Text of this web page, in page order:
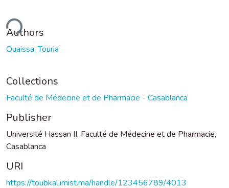
Authors
Ouaissa, Touria
Collections
Faculté de Médecine et de Pharmacie - Casablanca
Publisher
Université Hassan II, Faculté de Médecine et de Pharmacie,
Casablanca
URI
https://toubkal.imist.ma/handle/123456789/4013